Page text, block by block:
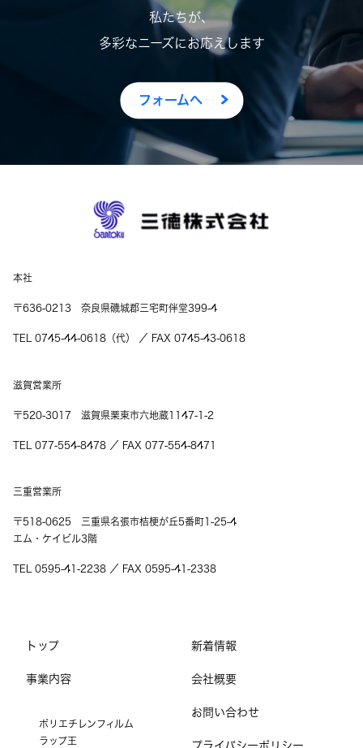
私たちが、
多彩なニーズにお応えします
フォームへ
本社
〒636-0213 奈良県磯城郡三宅町伴堂399-4
TEL 0745-44-0618（代） ／ FAX 0745-43-0618
滋賀営業所
〒520-3017 滋賀県栗東市六地蔵1147-1-2
TEL 077-554-8478 ／ FAX 077-554-8471
三重営業所
〒518-0625 三重県名張市桔梗が丘5番町1-25-4
エム・ケイビル3階
TEL 0595-41-2238 ／ FAX 0595-41-2338
トップ
事業内容
ポリエチレンフィルム
ラップ王
新着情報
会社概要
お問い合わせ